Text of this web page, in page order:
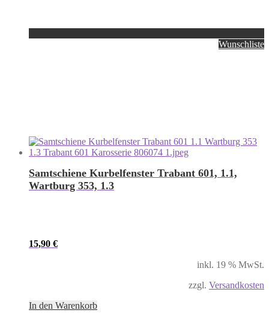
Wunschliste
Samtschiene Kurbelfenster Trabant 601, 1.1,
Wartburg 353, 1.3
15,90 €
inkl. 19 % MwSt.
zzgl. Versandkosten
In den Warenkorb